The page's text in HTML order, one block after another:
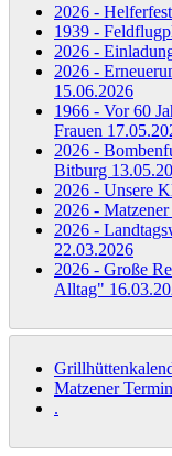
2026 -
1939 -
2026 -
2026 -
15.06.2026
1966 - Vor 60
Frauen
2026 -
Bitburg
2026 - Unsere
2026 -
2026 -
22.03.2026
2026 - Große
Alltag"
Matzener
.